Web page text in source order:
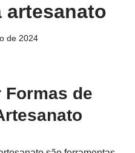
artesanato
de 2024
Formas de